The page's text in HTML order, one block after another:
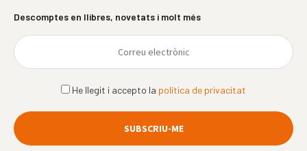
Descomptes en llibres, novetats i molt més
He llegit i accepto la política de privacitat